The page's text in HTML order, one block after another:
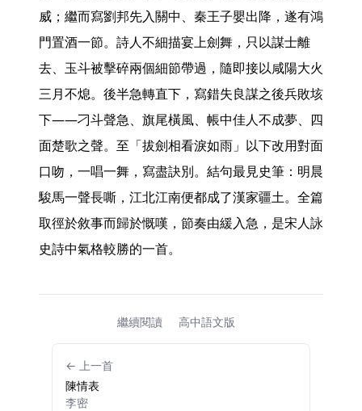
威；繼而寫劉邦先入關中、秦王子嬰出降，遂有鴻
門置酒一節。詩人不細描宴上劍舞，只以謀士離
去、玉斗被擊碎兩個細節帶過，隨即接以咸陽大火
三月不熄。後半急轉直下，寫錯失良謀之後兵敗垓
下——刁斗聲急、旗尾橫風、帳中佳人不成夢、四
面楚歌之聲。至「拔劍相看淚如雨」以下改用對面
口吻，一唱一舞，寫盡訣別。結句最見史筆：明晨
駿馬一聲長嘶，江北江南便都成了漢家疆土。全篇
取徑於敘事而歸於慨嘆，節奏由緩入急，是宋人詠
史詩中氣格較勝的一首。
繼續閱讀 高中語文版
← 上一首
陳情表
李密